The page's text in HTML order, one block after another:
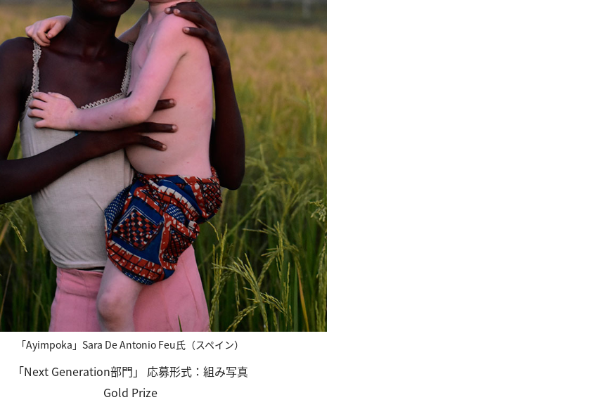
「Ayimpoka」Sara De Antonio Feu氏（スペイン）
「Next Generation部門」 応募形式：組み写真
Gold Prize